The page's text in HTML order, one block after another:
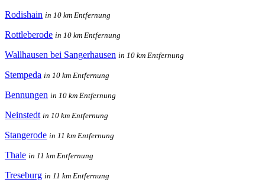
Rodishain in 10 km Entfernung
Rottleberode in 10 km Entfernung
Wallhausen bei Sangerhausen in 10 km Entfernung
Stempeda in 10 km Entfernung
Bennungen in 10 km Entfernung
Neinstedt in 10 km Entfernung
Stangerode in 11 km Entfernung
Thale in 11 km Entfernung
Treseburg in 11 km Entfernung